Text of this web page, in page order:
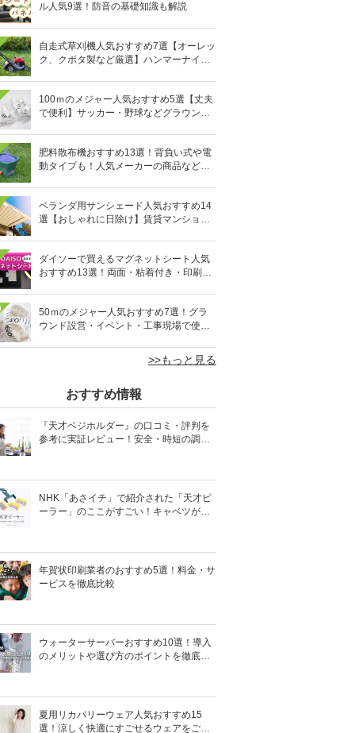
ル人気9選！防音の基礎知識も解説
自走式草刈機人気おすすめ7選【オーレッ
ク、クボタ製など厳選】ハンマーナイフ
100ｍのメジャー人気おすすめ5選【丈夫
で便利】サッカー・野球などグラウンド
肥料散布機おすすめ13選！背負い式や電
動タイプも！人気メーカーの商品など厳
ベランダ用サンシェード人気おすすめ14
選【おしゃれに日除け】賃貸マンション
ダイソーで買えるマグネットシート人気
おすすめ13選！両面・粘着付き・印刷で
50ｍのメジャー人気おすすめ7選！グラ
ウンド設営・イベント・工事現場で使え
>>もっと見る
おすすめ情報
『天才ベジホルダー』の口コミ・評判を
参考に実証レビュー！安全・時短の調理
NHK「あさイチ」で紹介された「天才ピ
ーラー」のここがすごい！キャベツがほ
年賀状印刷業者のおすすめ5選！料金・サ
ービスを徹底比較
ウォーターサーバーおすすめ10選！導入
のメリットや選び方のポイントを徹底解
夏用リカバリーウェア人気おすすめ15
選！涼しく快適にすごせるウェアをご紹